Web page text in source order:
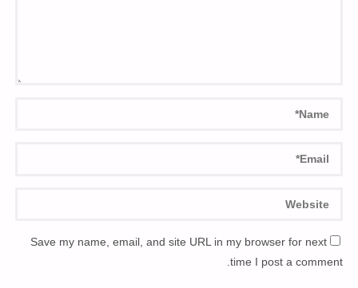
Save my name, email, and site URL in my browser for next
time I post a comment.